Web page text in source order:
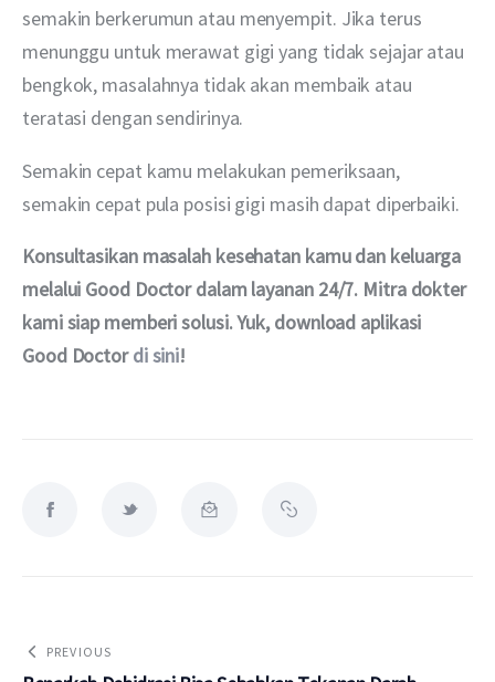
semakin berkerumun atau menyempit. Jika terus
menunggu untuk merawat gigi yang tidak sejajar atau
bengkok, masalahnya tidak akan membaik atau
teratasi dengan sendirinya.
Semakin cepat kamu melakukan pemeriksaan,
semakin cepat pula posisi gigi masih dapat diperbaiki.
Konsultasikan masalah kesehatan kamu dan keluarga
melalui Good Doctor dalam layanan 24/7. Mitra dokter
kami siap memberi solusi. Yuk, download aplikasi
Good Doctor di sini!
PREVIOUS